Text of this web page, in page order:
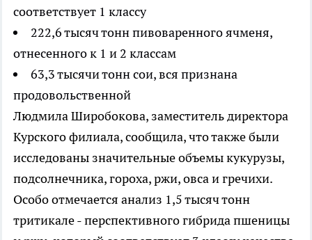
соответствует 1 классу
222,6 тысяч тонн пивоваренного ячменя,
отнесенного к 1 и 2 классам
63,3 тысячи тонн сои, вся признана
продовольственной
Людмила Широбокова, заместитель директора
Курского филиала, сообщила, что также были
исследованы значительные объемы кукурузы,
подсолнечника, гороха, ржи, овса и гречихи.
Особо отмечается анализ 1,5 тысяч тонн
тритикале - перспективного гибрида пшеницы